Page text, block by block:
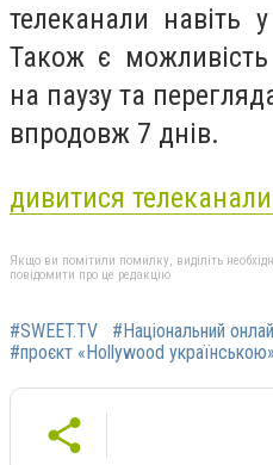
телеканали навіть
Також є можливість
на паузу та
впродовж 7 днів.
дивитися
Якщо ви помітили помилку, виділіть
повідомити про це редакцію
#SWEET.TV
#Національний
#проєкт «Hollywood українською»